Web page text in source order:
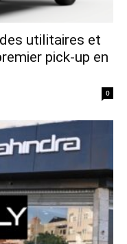
utilitaires et
pick-up en
0